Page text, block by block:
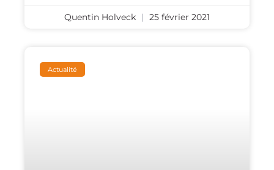
Quentin Holveck 25 février 2021
Actualité